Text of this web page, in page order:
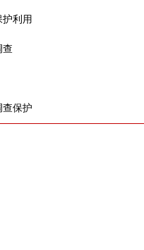
利用
查
查保护